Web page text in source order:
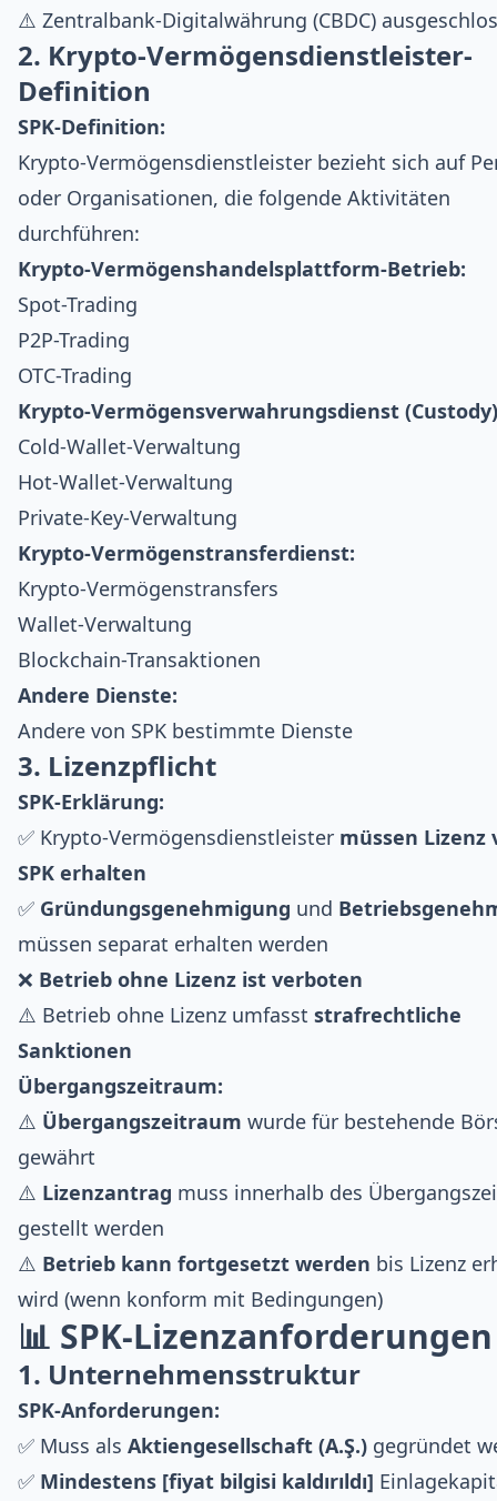
⚠️ Zentralbank-Digitalwährung (CBDC)
2. Krypto-Vermögensdienstleister-
Definition
SPK-Definition:
Krypto-Vermögensdienstleister bezieht sich auf
oder Organisationen, die folgende Aktivitäten
durchführen:
Krypto-Vermögenshandelsplattform-Betrieb:
Spot-Trading
P2P-Trading
OTC-Trading
Krypto-Vermögensverwahrungsdienst
Cold-Wallet-Verwaltung
Hot-Wallet-Verwaltung
Private-Key-Verwaltung
Krypto-Vermögenstransferdienst:
Krypto-Vermögenstransfers
Wallet-Verwaltung
Blockchain-Transaktionen
Andere Dienste:
Andere von SPK bestimmte Dienste
3. Lizenzpflicht
SPK-Erklärung:
✅ Krypto-Vermögensdienstleister müssen Lizenz
SPK erhalten
✅ Gründungsgenehmigung und
müssen separat erhalten werden
❌ Betrieb ohne Lizenz ist verboten
⚠️ Betrieb ohne Lizenz umfasst strafrechtliche
Sanktionen
Übergangszeitraum:
⚠️ Übergangszeitraum wurde für bestehende
gewährt
⚠️ Lizenzantrag muss innerhalb des
gestellt werden
⚠️ Betrieb kann fortgesetzt werden bis Lizenz
wird (wenn konform mit Bedingungen)
📊 SPK-Lizenzanforderungen
1. Unternehmensstruktur
SPK-Anforderungen:
✅ Muss als Aktiengesellschaft (A.Ş.) gegründet
✅ Mindestens [fiyat bilgisi kaldırıldı]